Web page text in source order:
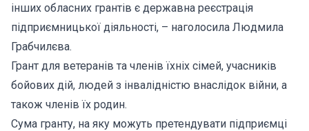
інших обласних грантів є державна реєстрація
підприємницької діяльності, – наголосила Людмила
Грабчилєва.
Грант для ветеранів та членів їхніх сімей, учасників
бойових дій, людей з інвалідністю внаслідок війни, а
також членів їх родин.
Сума гранту, на яку можуть претендувати підприємці